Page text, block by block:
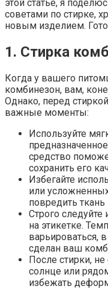
этой статье, я
советами по стирке,
новым изделием.
1. Стирка
Когда у вашего
комбинезон, вам,
Однако, перед
важные моменты:
Используйте
средство
сохранить его
Избегайте
или
повредить
Строго следуйте
на этикетке.
варьироваться,
сделан ваш
После стирки,
солнце или
избежать